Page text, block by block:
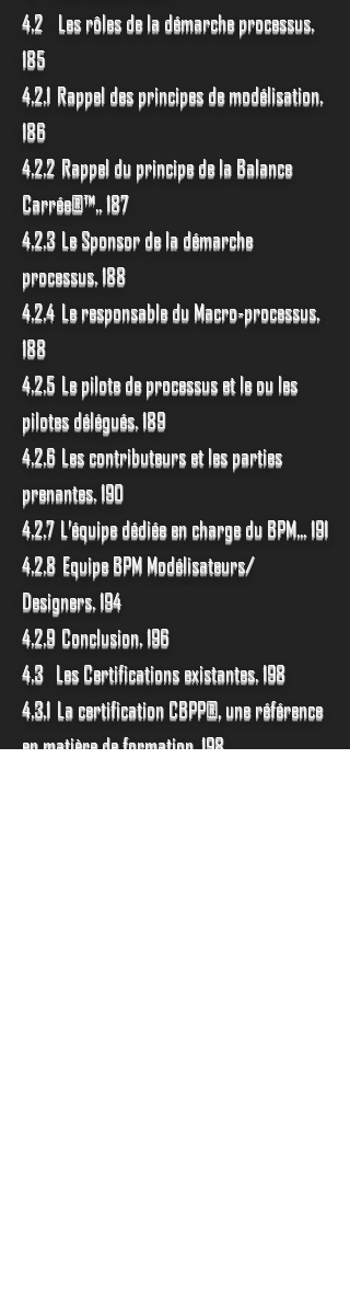
4.2 Les rôles de la démarche processus.
185
4.2.1 Rappel des principes de modélisation.
186
4.2.2 Rappel du principe de la Balance
Carrée®™.. 187
4.2.3 Le Sponsor de la démarche
processus. 188
4.2.4 Le responsable du Macro-processus.
188
4.2.5 Le pilote de processus et le ou les
pilotes délégués. 189
4.2.6 Les contributeurs et les parties
prenantes. 190
4.2.7 L’équipe dédiée en charge du BPM... 191
4.2.8 Equipe BPM Modélisateurs/
Designers. 194
4.2.9 Conclusion. 196
4.3 Les Certifications existantes. 198
4.3.1 La certification CBPP®, une référence
en matière de formation. 198